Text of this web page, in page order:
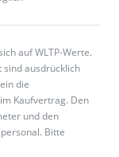
auf WLTP-Werte.
ausdrücklich
die
Kaufvertrag. Den
und den
Bitte